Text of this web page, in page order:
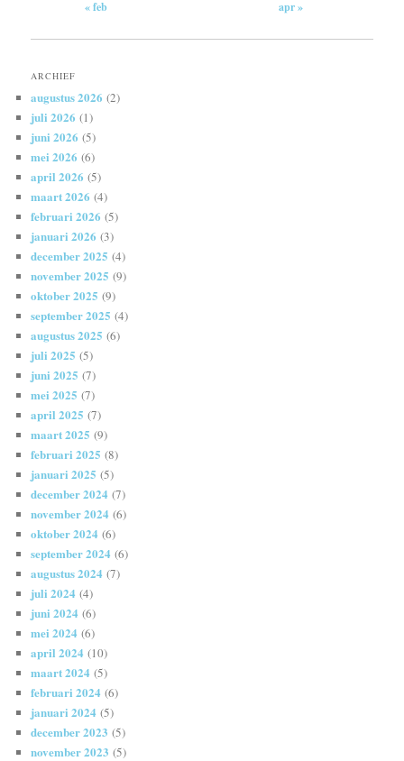
« feb apr »
ARCHIEF
augustus 2026 (2)
juli 2026 (1)
juni 2026 (5)
mei 2026 (6)
april 2026 (5)
maart 2026 (4)
februari 2026 (5)
januari 2026 (3)
december 2025 (4)
november 2025 (9)
oktober 2025 (9)
september 2025 (4)
augustus 2025 (6)
juli 2025 (5)
juni 2025 (7)
mei 2025 (7)
april 2025 (7)
maart 2025 (9)
februari 2025 (8)
januari 2025 (5)
december 2024 (7)
november 2024 (6)
oktober 2024 (6)
september 2024 (6)
augustus 2024 (7)
juli 2024 (4)
juni 2024 (6)
mei 2024 (6)
april 2024 (10)
maart 2024 (5)
februari 2024 (6)
januari 2024 (5)
december 2023 (5)
november 2023 (5)